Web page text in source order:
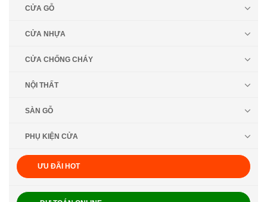
CỬA GỖ
CỬA NHỰA
CỬA CHỐNG CHÁY
NỘI THẤT
SÀN GỖ
PHỤ KIỆN CỬA
ƯU ĐÃI HOT